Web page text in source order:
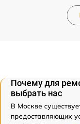
Почему для
выбрать нас
В Москве
предоставляющих